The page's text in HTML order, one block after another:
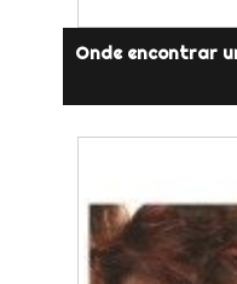
Onde encontrar